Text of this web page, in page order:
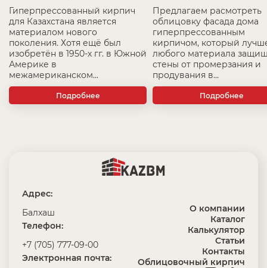
Гиперпрессованный кирпич
для Казахстана является
материалом нового
поколения. Хотя ещё был
изобретён в 1950-х гг. в Южной
Америке в
межамериканском...
Подробнее
Предлагаем расмотреть
облицовку фасада дома
гиперпрессованным
кирпичом, который
любого материала
стены от промерзания и
продувания в...
Подробнее
Адрес:
Балхаш
Телефон:
+7 (705) 777-09-00
Электронная почта:
О компании
Каталог
Калькулятор
Статьи
Контакты
Облицовочный кирпич